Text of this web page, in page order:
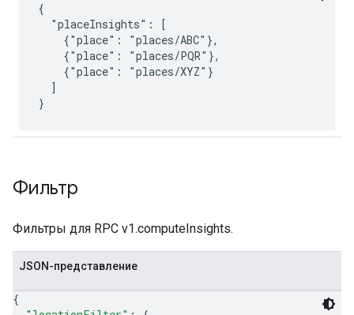
{
  "placeInsights": [
    {"place": "places/ABC"},
    {"place": "places/PQR"},
    {"place": "places/XYZ"}
  ]
Фильтр
Фильтры для RPC v1.computeInsights.
JSON-представление
{